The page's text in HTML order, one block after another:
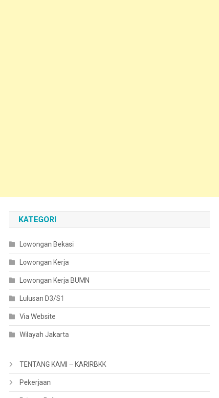
KATEGORI
Lowongan Bekasi
Lowongan Kerja
Lowongan Kerja BUMN
Lulusan D3/S1
Via Website
Wilayah Jakarta
TENTANG KAMI – KARIRBKK
Pekerjaan